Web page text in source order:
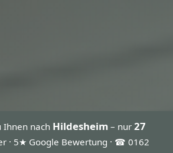
Ihnen nach Hildesheim – nur 27
· 5★ Google Bewertung · ☎ 0162